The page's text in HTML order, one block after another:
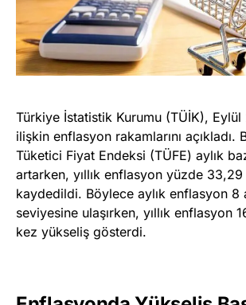
Türkiye İstatistik Kurumu (TÜİK),
ilişkin enflasyon rakamlarını açıkladı.
Tüketici Fiyat Endeksi (TÜFE) aylık
artarken, yıllık enflasyon yüzde
kaydedildi. Böylece aylık enflasyon 8
seviyesine ulaşırken, yıllık enflasyon
kez yükseliş gösterdi.